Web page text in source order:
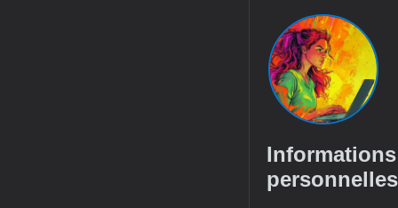
Informations
personnelles